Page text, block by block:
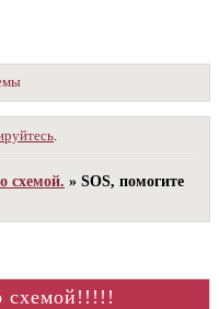
схемой. »SOS, помогите
схемой!!!!!